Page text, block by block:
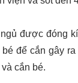
được đóng
để cắn gây
cắn bé.